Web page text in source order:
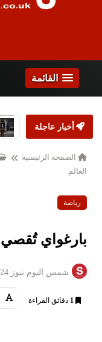
القائمة
أخبار عاجلة
الصفحة الرئيسية
العالم
رياضة
بارغواي تُقصي
شمس اليوم نيوز 24
1 دقائق القراءة